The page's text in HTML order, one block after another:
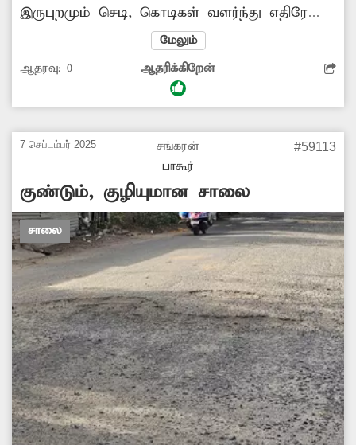
இருபுறமும் செடி, கொடிகள் வளர்ந்து எதிரே
வரும் வாகனங்கள் தெரியாத அளவிற்கு
சாலையை ஆக்கிரமித்துள்ளது. இதனால்
விபத்து ஏற்படும் அபாயம் உள்ளது.
மேலும்
ஆதரவு: 0 ஆதரிக்கிறேன்
7 செப்டம்பர் 2025
சங்கரன்
பாகூர்
#59113
குண்டும், குழியுமான சாலை
சாலை